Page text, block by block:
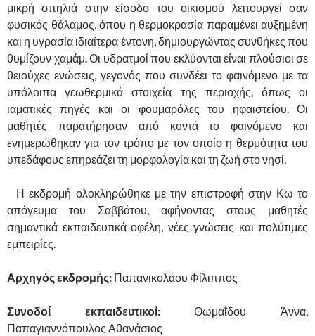
μικρή σπηλιά στην είσοδο του οικισμού λειτουργεί σαν
φυσικός θάλαμος, όπου η θερμοκρασία παραμένει αυξημένη
και η υγρασία ιδιαίτερα έντονη, δημιουργώντας συνθήκες που
θυμίζουν χαμάμ. Οι υδρατμοί που εκλύονται είναι πλούσιοι σε
θειούχες ενώσεις, γεγονός που συνδέει το φαινόμενο με τα
υπόλοιπα γεωθερμικά στοιχεία της περιοχής, όπως οι
ιαματικές πηγές και οι φουμαρόλες του ηφαιστείου. Οι
μαθητές παρατήρησαν από κοντά το φαινόμενο και
ενημερώθηκαν για τον τρόπο με τον οποίο η θερμότητα του
υπεδάφους επηρεάζει τη μορφολογία και τη ζωή στο νησί.
Η εκδρομή ολοκληρώθηκε με την επιστροφή στην Κω το
απόγευμα του Σαββάτου, αφήνοντας στους μαθητές
σημαντικά εκπαιδευτικά οφέλη, νέες γνώσεις και πολύτιμες
εμπειρίες.
Αρχηγός εκδρομής: Παπανικολάου Φίλιππος
Συνοδοί εκπαιδευτικοί:Θωμαΐδου Άννα,
Παπαγιαννόπουλος Αθανάσιος